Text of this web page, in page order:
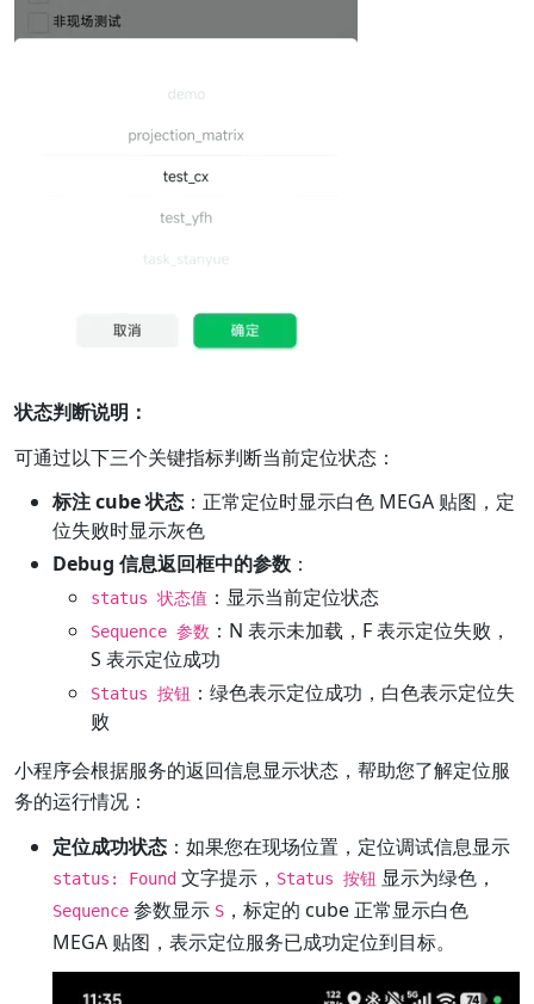
状态判断说明：
可通过以下三个关键指标判断当前定位状态：
标注 cube 状态 ：正常定位时显示白色 MEGA 贴图，定
位失败时显示灰色
Debug 信息返回框中的参数 ：
status 状态值 ：显示当前定位状态
Sequence 参数 ：N 表示未加载，F 表示定位失败，
S 表示定位成功
Status 按钮 ：绿色表示定位成功，白色表示定位失
败
小程序会根据服务的返回信息显示状态，帮助您了解定位服
务的运行情况：
定位成功状态 ：如果您在现场位置，定位调试信息显示
status: Found 文字提示， Status 按钮 显示为绿色，
Sequence 参数显示 S ，标定的 cube 正常显示白色
MEGA 贴图，表示定位服务已成功定位到目标。